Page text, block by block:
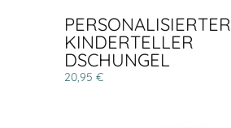
PERSONALISIERTER
KINDERTELLER
DSCHUNGEL
20,95 €